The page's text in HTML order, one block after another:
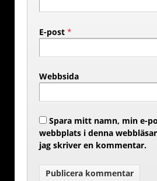
E-post *
Webbsida
Spara mitt namn, min e-
webbplats i denna
jag skriver en kommentar.